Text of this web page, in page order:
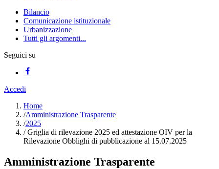
Bilancio
Comunicazione istituzionale
Urbanizzazione
Tutti gli argomenti...
Seguici su
Accedi
Home
/Amministrazione Trasparente
/2025
/Griglia di rilevazione 2025 ed attestazione OIV per la
Rilevazione Obblighi di pubblicazione al 15.07.2025
Amministrazione Trasparente